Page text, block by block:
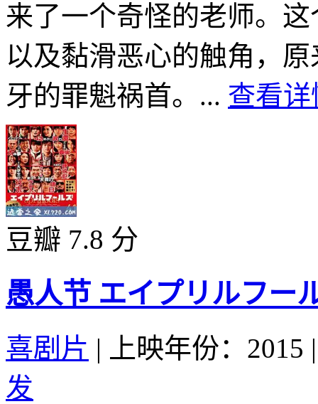
来了一个奇怪的老师。
以及黏滑恶心的触角，
牙的罪魁祸首。... 查看详
豆瓣 7.8 分
愚人节 エイプリルフー
喜剧片 | 上映年份：2015 |
发